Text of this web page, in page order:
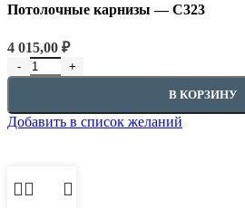
Потолочные карнизы — C323
4 015,00 ₽
В КОРЗИНУ
Добавить в список желаний